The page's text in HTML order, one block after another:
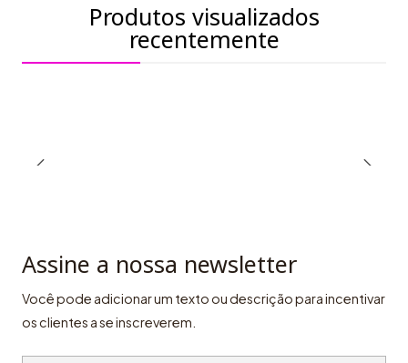
Produtos visualizados
recentemente
Assine a nossa newsletter
Você pode adicionar um texto ou descrição para incentivar
os clientes a se inscreverem.